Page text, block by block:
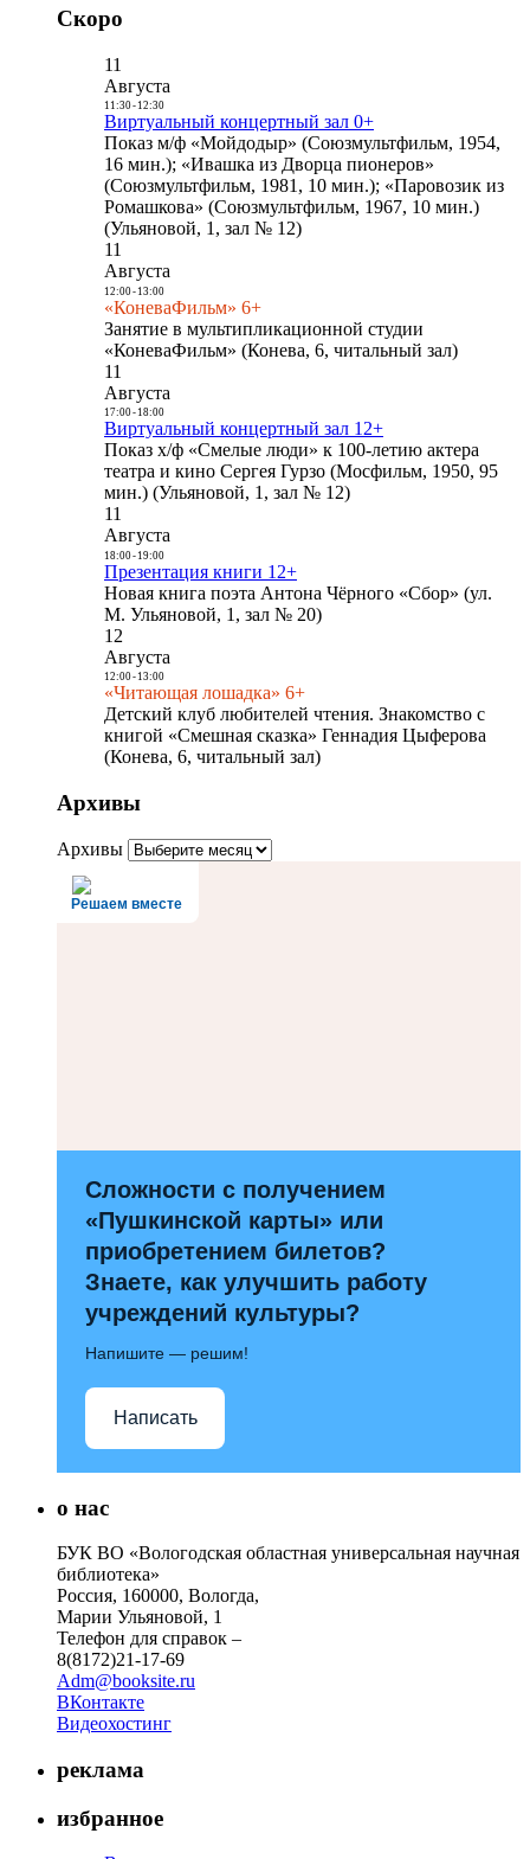
Скоро
11
Августа
11:30- 12:30
Виртуальный концертный зал 0+
Показ м/ф «Мойдодыр» (Союзмультфильм, 1954,
16 мин.); «Ивашка из Дворца пионеров»
(Союзмультфильм, 1981, 10 мин.); «Паровозик из
Ромашкова» (Союзмультфильм, 1967, 10 мин.)
(Ульяновой, 1, зал № 12)
11
Августа
12:00- 13:00
«КоневаФильм» 6+
Занятие в мультипликационной студии
«КоневаФильм» (Конева, 6, читальный зал)
11
Августа
17:00- 18:00
Виртуальный концертный зал 12+
Показ х/ф «Смелые люди» к 100-летию актера
театра и кино Сергея Гурзо (Мосфильм, 1950, 95
мин.) (Ульяновой, 1, зал № 12)
11
Августа
18:00- 19:00
Презентация книги 12+
Новая книга поэта Антона Чёрного «Сбор» (ул.
М. Ульяновой, 1, зал № 20)
12
Августа
12:00- 13:00
«Читающая лошадка» 6+
Детский клуб любителей чтения. Знакомство с
книгой «Смешная сказка» Геннадия Цыферова
(Конева, 6, читальный зал)
Архивы
Архивы
Решаем вместе
Сложности с получением
«Пушкинской карты» или
приобретением билетов?
Знаете, как улучшить работу
учреждений культуры?
Напишите — решим!
Написать
о нас
БУК ВО «Вологодская областная универсальная научная
библиотека»
Россия, 160000, Вологда,
Марии Ульяновой, 1
Телефон для справок –
8(8172)21-17-69
Adm@booksite.ru
ВКонтакте
Видеохостинг
реклама
избранное